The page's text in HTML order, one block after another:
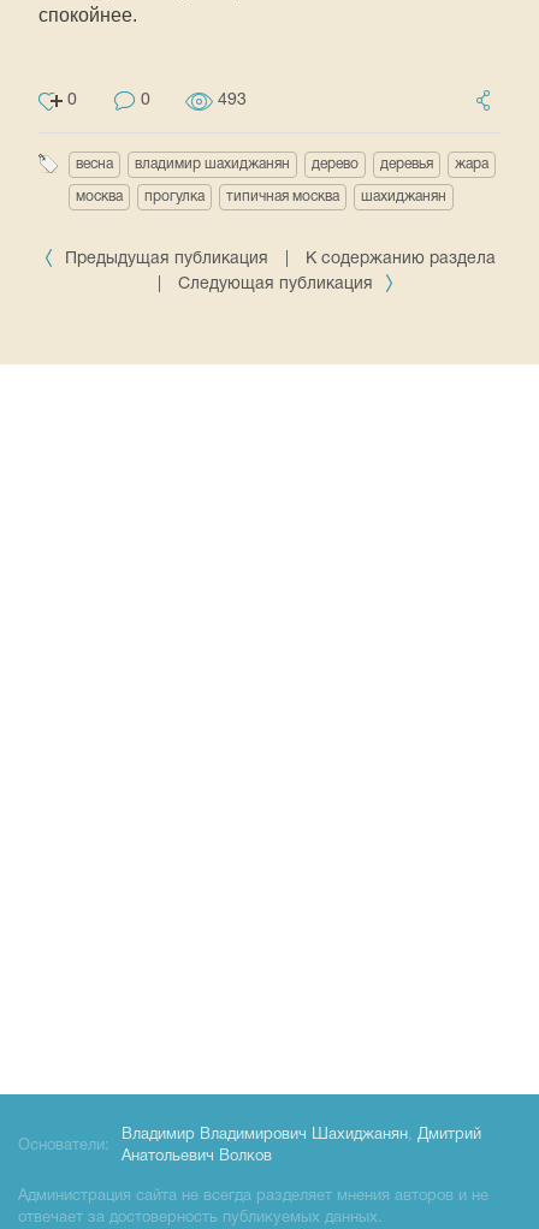
спокойнее.
0 0 493
весна владимир шахиджанян дерево деревья жара
москва прогулка типичная москва шахиджанян
Предыдущая публикация
К содержанию раздела
Следующая публикация
Основатели:
Владимир Владимирович Шахиджанян, Дмитрий
Анатольевич Волков
Администрация сайта не всегда разделяет мнения авторов и не
отвечает за достоверность публикуемых данных.